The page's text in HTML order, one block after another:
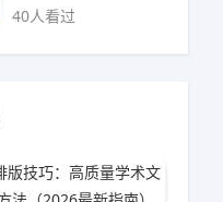
40人看过